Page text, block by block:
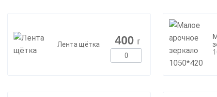
Лента щётка 400 г